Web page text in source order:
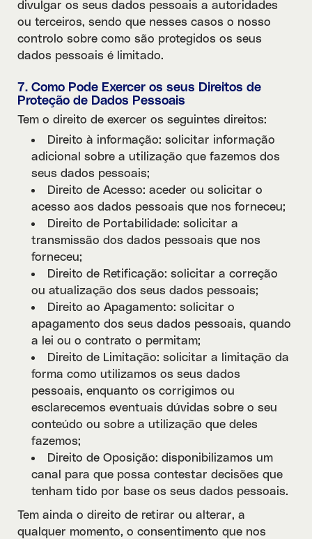
divulgar os seus dados pessoais a autoridades
ou terceiros, sendo que nesses casos o nosso
controlo sobre como são protegidos os seus
dados pessoais é limitado.
7. Como Pode Exercer os seus Direitos de
Proteção de Dados Pessoais
Tem o direito de exercer os seguintes direitos:
Direito à informação: solicitar informação
adicional sobre a utilização que fazemos dos
seus dados pessoais;
Direito de Acesso: aceder ou solicitar o
acesso aos dados pessoais que nos forneceu;
Direito de Portabilidade: solicitar a
transmissão dos dados pessoais que nos
forneceu;
Direito de Retificação: solicitar a correção
ou atualização dos seus dados pessoais;
Direito ao Apagamento: solicitar o
apagamento dos seus dados pessoais, quando
a lei ou o contrato o permitam;
Direito de Limitação: solicitar a limitação da
forma como utilizamos os seus dados
pessoais, enquanto os corrigimos ou
esclarecemos eventuais dúvidas sobre o seu
conteúdo ou sobre a utilização que deles
fazemos;
Direito de Oposição: disponibilizamos um
canal para que possa contestar decisões que
tenham tido por base os seus dados pessoais.
Tem ainda o direito de retirar ou alterar, a
qualquer momento, o consentimento que nos